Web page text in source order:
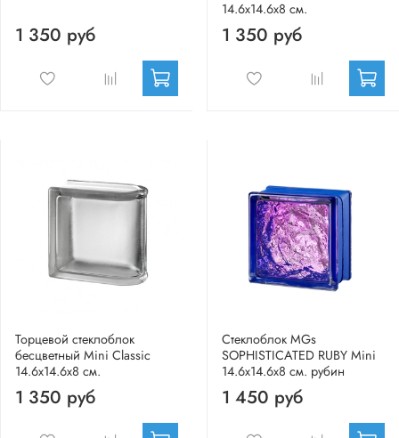
1 350 руб
14.6x14.6x8 см.
1 350 руб
Торцевой стеклоблок
бесцветный Mini Classic
14.6x14.6x8 см.
1 350 руб
Стеклоблок MGs
SOPHISTICATED RUBY Mini
14.6x14.6x8 см. рубин
1 450 руб